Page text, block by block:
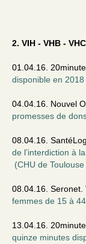
2. VIH - VHB -
01.04.16.
disponible en 2018
04.04.16. Nouvel
promesses de
08.04.16.
de l’interdiction à
(CHU de
08.04.16. Seronet.
femmes de 15 à
13.04.16.
quinze minutes